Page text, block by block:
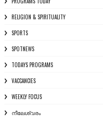
RELIGION & SPIRITUALITY
SPORTS
SPOTNEWS
TODAYS PROGRAMS
VACCANCIES
WEEKLY FOCUS
നീലേശ്വരം